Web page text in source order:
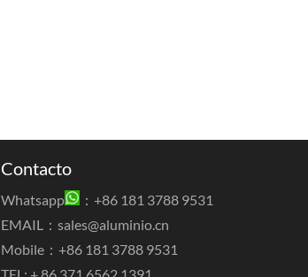
Contacto
Whatsapp
：+86 181 3788 9531
EMAIL： sales@aluminio.cn
Mobile：+86 181 3788 9531